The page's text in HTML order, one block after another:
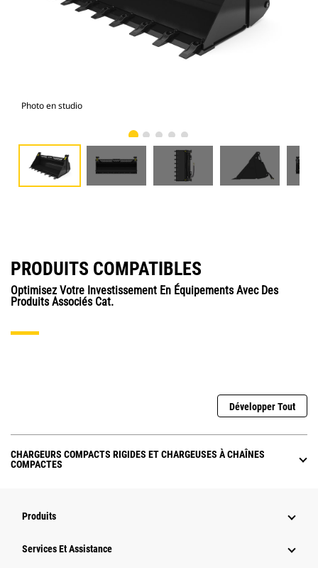
Photo en studio
PRODUITS COMPATIBLES
Optimisez Votre Investissement En Équipements Avec Des
Produits Associés Cat.
Développer Tout
CHARGEURS COMPACTS RIGIDES ET CHARGEUSES À CHAÎNES
COMPACTES
Produits
Services Et Assistance